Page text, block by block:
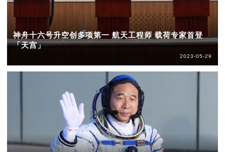
神舟十六号升空创多项第一 航天工程师 载荷专家首登
「天宫」
2023-05-29